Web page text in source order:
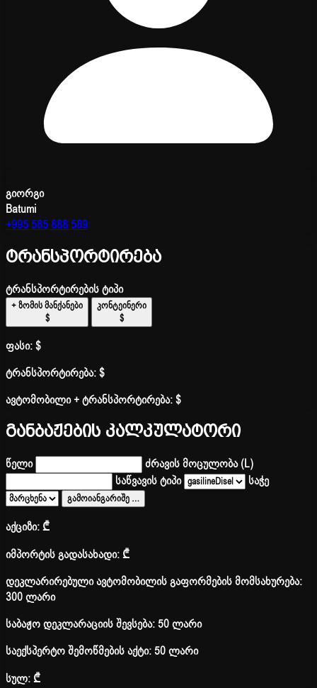
გიორგი
Batumi
+995 585 888 589
ტრანსპორტირება
ტრანსპორტირების ტიპი
+ ზომის მანქანები
$
კონტეინერი
$
ფასი:$
ტრანსპორტირება:$
ავტომობილი + ტრანსპორტირება:$
განბაჟების კალკულატორი
წელი
ძრავის მოცულობა (L)
საწვავის ტიპი
საჭე
გამოიანგარიშე …
აქციზი:₾
იმპორტის გადასახადი:₾
დეკლარირებული ავტომობილის გაფორმების მომსახურება:
300 ლარი
საბაჟო დეკლარაციის შევსება: 50 ლარი
საექსპერტო შემოწმების აქტი: 50 ლარი
სულ:₾